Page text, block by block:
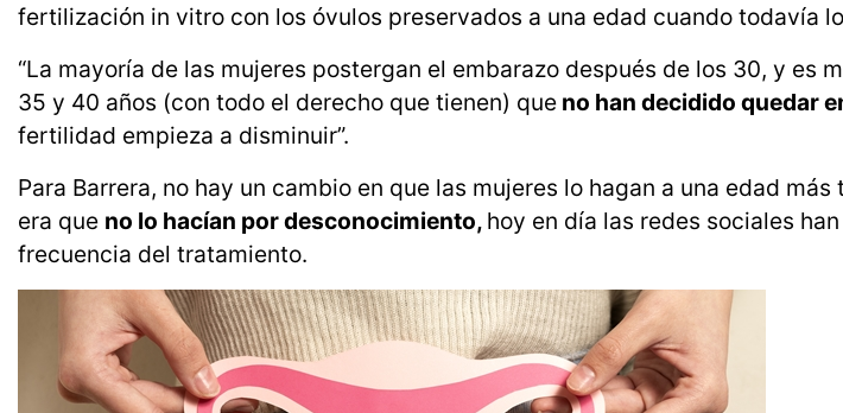
fertilización in vitro con los óvulos preservados a una edad cuando todavía
“La mayoría de las mujeres postergan el embarazo después de los 30, y es
35 y 40 años (con todo el derecho que tienen) que no han decidido quedar
fertilidad empieza a disminuir”.
Para Barrera, no hay un cambio en que las mujeres lo hagan a una edad
era que no lo hacían por desconocimiento, hoy en día las redes sociales
frecuencia del tratamiento.